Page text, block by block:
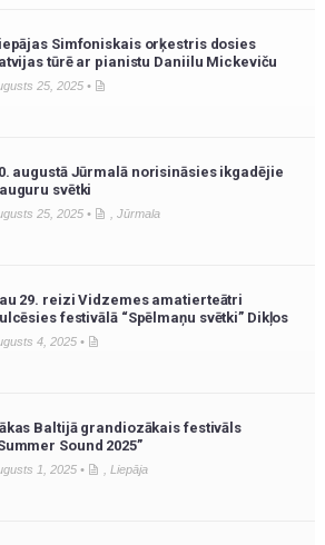
Simfoniskais orķestris dosies
tūrē ar pianistu Daniilu Mickeviču
25, 2025 •
augustā Jūrmalā norisināsies ikgadējie
svētki
25, 2025 • Jūrmala
29. reizi Vidzemes amatierteātri
festivālā “Spēlmaņu svētki” Dikļos
4, 2025 •
Baltijā grandiozākais festivāls
Sound 2025”
1, 2025 • Liepāja